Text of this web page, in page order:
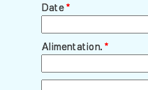
Date *
Alimentation. *
Date *
Alimentation. *